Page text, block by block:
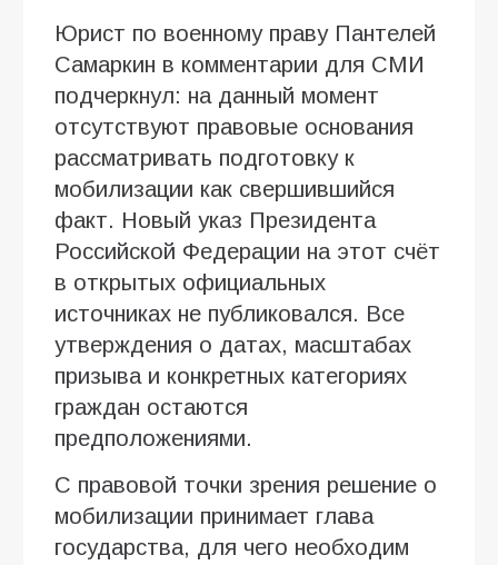
Юрист по военному праву Пантелей
Самаркин в комментарии для СМИ
подчеркнул: на данный момент
отсутствуют правовые основания
рассматривать подготовку к
мобилизации как свершившийся
факт. Новый указ Президента
Российской Федерации на этот счёт
в открытых официальных
источниках не публиковался. Все
утверждения о датах, масштабах
призыва и конкретных категориях
граждан остаются
предположениями.
С правовой точки зрения решение о
мобилизации принимает глава
государства, для чего необходим